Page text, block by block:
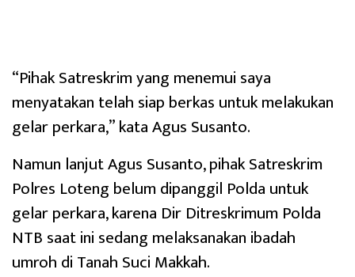
“Pihak Satreskrim yang menemui saya
menyatakan telah siap berkas untuk melakukan
gelar perkara,” kata Agus Susanto.
Namun lanjut Agus Susanto, pihak Satreskrim
Polres Loteng belum dipanggil Polda untuk
gelar perkara, karena Dir Ditreskrimum Polda
NTB saat ini sedang melaksanakan ibadah
umroh di Tanah Suci Makkah.